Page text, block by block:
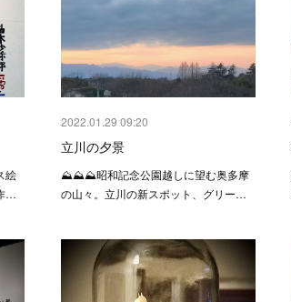
絵
…
2022.01.29 09:20
立川の夕景
⛰⛰⛰昭和記念公園越しに望む奥多摩
の山々。立川の新スポット、グリー…